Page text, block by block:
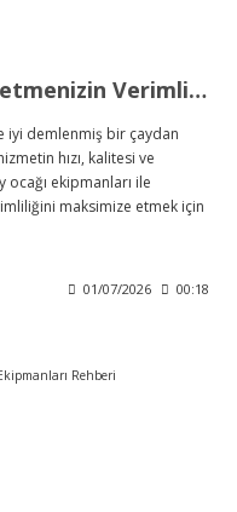
Çay Ocağı Ekipmanları: İşletmenizin Verimliliğini Artıracak Temel İhtiyaçlar
iyi demlenmiş bir çaydan
hızı, kalitesi ve
ocağı ekipmanları ile
maksimize etmek için
01/07/2026 00:18